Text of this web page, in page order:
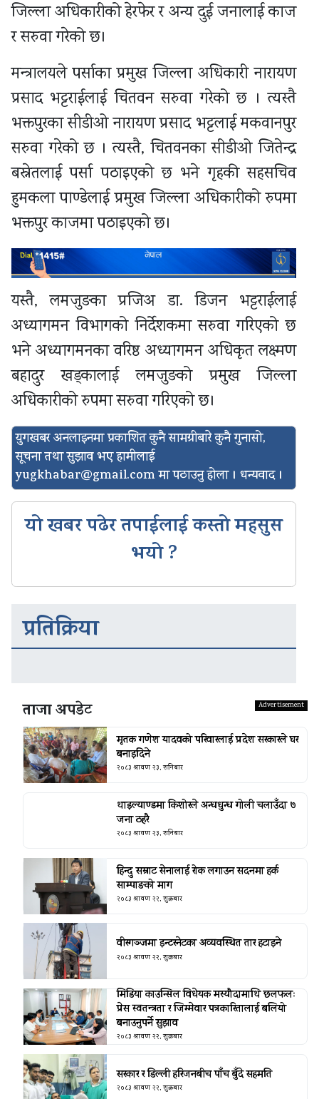
जिल्ला अधिकारीको हेरफेर र अन्य दुई जनालाई काज
र सरुवा गरेको छ।
मन्त्रालयले पर्साका प्रमुख जिल्ला अधिकारी नारायण
प्रसाद भट्टराईलाई चितवन सरुवा गरेको छ । त्यस्तै
भक्तपुरका सीडीओ नारायण प्रसाद भट्टलाई मकवानपुर
सरुवा गरेको छ । त्यस्तै, चितवनका सीडीओ जितेन्द्र
बस्नेतलाई पर्सा पठाइएको छ भने गृहकी सहसचिव
हुमकला पाण्डेलाई प्रमुख जिल्ला अधिकारीको रुपमा
भक्तपुर काजमा पठाइएको छ।
यस्तै, लमजुङका प्रजिअ डा. डिजन भट्टराईलाई
अध्यागमन विभागको निर्देशकमा सरुवा गरिएको छ
भने अध्यागमनका वरिष्ठ अध्यागमन अधिकृत लक्ष्मण
बहादुर खड्कालाई लमजुङको प्रमुख जिल्ला
अधिकारीको रुपमा सरुवा गरिएको छ।
युगखबर अनलाइनमा प्रकाशित कुनै सामग्रीबारे कुनै गुनासो,
सूचना तथा सुझाव भए हामीलाई
yugkhabar@gmail.comमा पठाउनु होला । धन्यवाद ।
यो खबर पढेर तपाईलाई कस्तो महसुस
भयो ?
प्रतिक्रिया
ताजा अपडेट
मृतक गणेश यादवको परिवारलाई प्रदेश सरकारले घर
बनाइदिने
२०८३ श्रावण २३, शनिबार
थाइल्याण्डमा किशोरले अन्धधुन्ध गोली चलाउँदा ७
जना ठहरै
२०८३ श्रावण २३, शनिबार
हिन्दु सम्राट सेनालाई रोक लगाउन सदनमा हर्क
साम्पाङको माग
२०८३ श्रावण २२, शुक्रबार
वीरगञ्जमा इन्टरनेटका अव्यवस्थित तार हटाइने
२०८३ श्रावण २२, शुक्रबार
मिडिया काउन्सिल विधेयक मस्यौदामाथि छलफलः
प्रेस स्वतन्त्रता र जिम्मेवार पत्रकारितालाई बलियो
बनाउनुपर्ने सुझाव
२०८३ श्रावण २२, शुक्रबार
सरकार र डिल्ली हरिजनबीच पाँच बुँदे सहमति
२०८३ श्रावण २२, शुक्रबार